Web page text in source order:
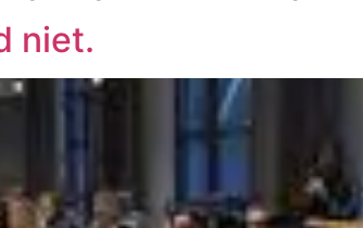
niet.